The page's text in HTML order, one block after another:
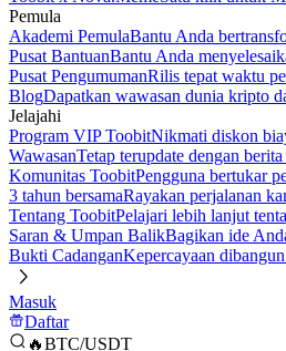
Pemula
Akademi PemulaBantu Anda
Pusat BantuanBantu Anda
Pusat PengumumanRilis tepat waktu
BlogDapatkan wawasan dunia kripto
Jelajahi
Program VIP ToobitNikmati diskon
WawasanTetap terupdate dengan
Komunitas ToobitPengguna bertukar
3 tahun bersamaRayakan perjalanan
Tentang ToobitPelajari lebih lanjut
Saran & Umpan BalikBagikan ide
Bukti CadanganKepercayaan
Masuk
Daftar
🔥BTC/USDT